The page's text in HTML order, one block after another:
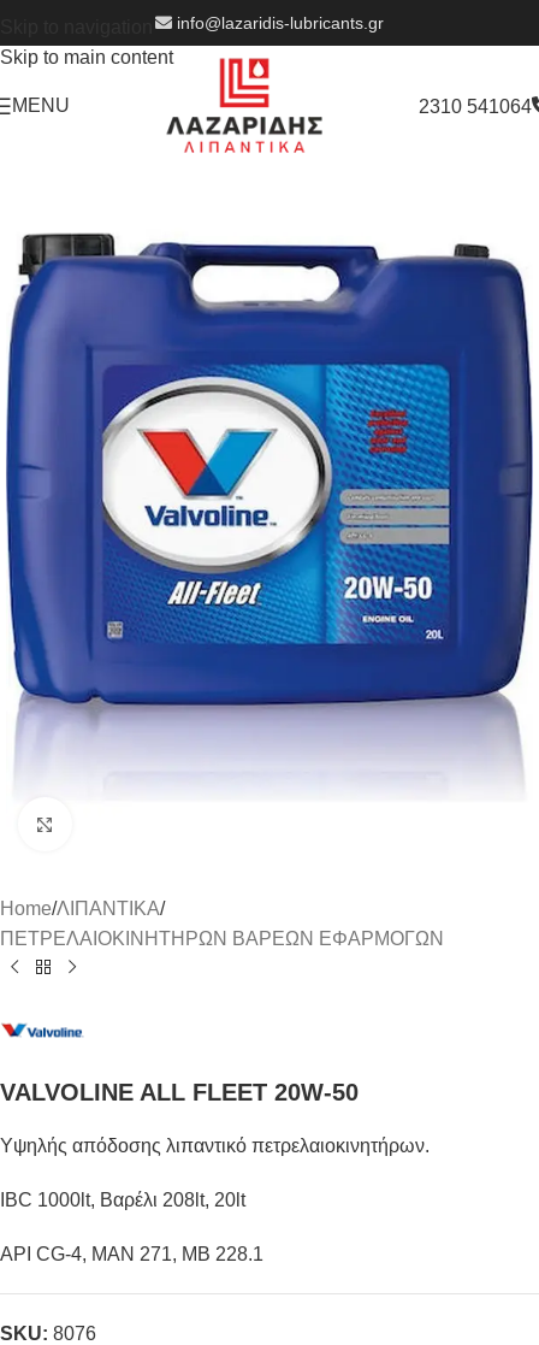
Skip to main content
info@lazaridis-lubricants.gr
MENU 2310 541064
Home/ΛΙΠΑΝΤΙΚΑ/
ΠΕΤΡΕΛΑΙΟΚΙΝΗΤΗΡΩΝ ΒΑΡΕΩΝ ΕΦΑΡΜΟΓΩΝ
VALVOLINE ALL FLEET 20W-50
Υψηλής απόδοσης λιπαντικό πετρελαιοκινητήρων.
IBC 1000lt, Βαρέλι 208lt, 20lt
API CG-4, MAN 271, MB 228.1
SKU: 8076